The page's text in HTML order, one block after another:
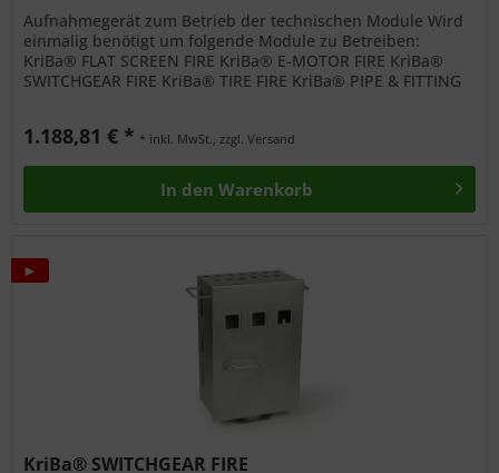
Aufnahmegerät zum Betrieb der technischen Module Wird
einmalig benötigt um folgende Module zu Betreiben:
KriBa® FLAT SCREEN FIRE KriBa® E-MOTOR FIRE KriBa®
SWITCHGEAR FIRE KriBa® TIRE FIRE KriBa® PIPE & FITTING
1.188,81 € * * inkl. MwSt., zzgl. Versand
In den Warenkorb
►
KriBa® SWITCHGEAR FIRE